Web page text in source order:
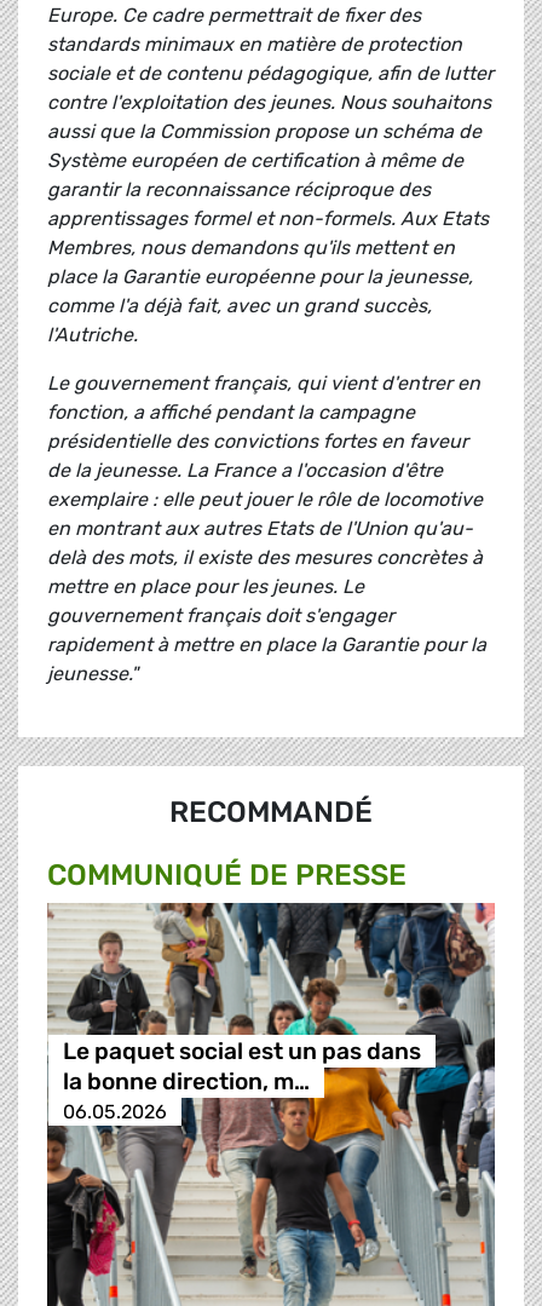
Europe. Ce cadre permettrait de fixer des
standards minimaux en matière de protection
sociale et de contenu pédagogique, afin de lutter
contre l'exploitation des jeunes. Nous souhaitons
aussi que la Commission propose un schéma de
Système européen de certification à même de
garantir la reconnaissance réciproque des
apprentissages formel et non-formels. Aux Etats
Membres, nous demandons qu'ils mettent en
place la Garantie européenne pour la jeunesse,
comme l'a déjà fait, avec un grand succès,
l'Autriche.
Le gouvernement français, qui vient d'entrer en
fonction, a affiché pendant la campagne
présidentielle des convictions fortes en faveur
de la jeunesse. La France a l'occasion d'être
exemplaire : elle peut jouer le rôle de locomotive
en montrant aux autres Etats de l'Union qu'au-
delà des mots, il existe des mesures concrètes à
mettre en place pour les jeunes. Le
gouvernement français doit s'engager
rapidement à mettre en place la Garantie pour la
jeunesse."
RECOMMANDÉ
COMMUNIQUÉ DE PRESSE
Le paquet social est un pas dans
la bonne direction, m…
06.05.2026